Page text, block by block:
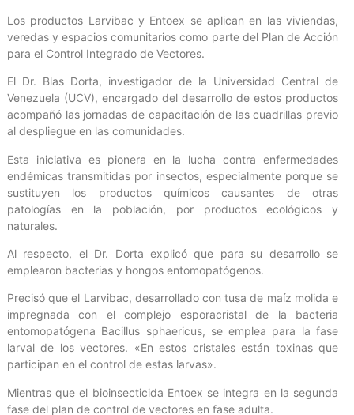
Los productos Larvibac y Entoex se aplican en las viviendas,
veredas y espacios comunitarios como parte del Plan de Acción
para el Control Integrado de Vectores.
El Dr. Blas Dorta, investigador de la Universidad Central de
Venezuela (UCV), encargado del desarrollo de estos productos
acompañó las jornadas de capacitación de las cuadrillas previo
al despliegue en las comunidades.
Esta iniciativa es pionera en la lucha contra enfermedades
endémicas transmitidas por insectos, especialmente porque se
sustituyen los productos químicos causantes de otras
patologías en la población, por productos ecológicos y
naturales.
Al respecto, el Dr. Dorta explicó que para su desarrollo se
emplearon bacterias y hongos entomopatógenos.
Precisó que el Larvibac, desarrollado con tusa de maíz molida e
impregnada con el complejo esporacristal de la bacteria
entomopatógena Bacillus sphaericus, se emplea para la fase
larval de los vectores. «En estos cristales están toxinas que
participan en el control de estas larvas».
Mientras que el bioinsecticida Entoex se integra en la segunda
fase del plan de control de vectores en fase adulta.